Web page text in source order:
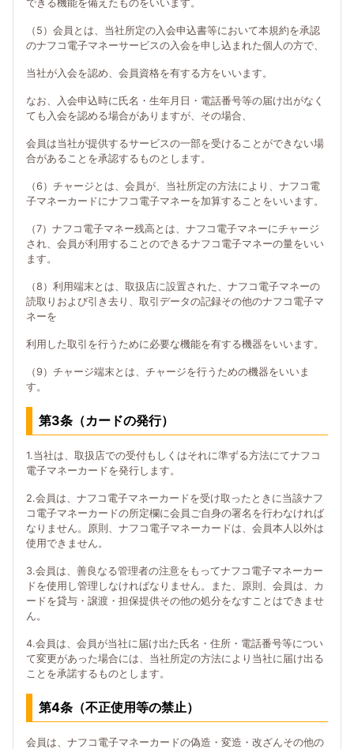
できる機能を備えたものをいいます。
（5）会員とは、当社所定の入会申込書等において本規約を承認
のナフコ電子マネーサービスの入会を申し込まれた個人の方で、
当社が入会を認め、会員資格を有する方をいいます。
なお、入会申込時に氏名・生年月日・電話番号等の届け出がなく
ても入会を認める場合がありますが、その場合、
会員は当社が提供するサービスの一部を受けることができない場
合があることを承認するものとします。
（6）チャージとは、会員が、当社所定の方法により、ナフコ電
子マネーカードにナフコ電子マネーを加算することをいいます。
（7）ナフコ電子マネー残高とは、ナフコ電子マネーにチャージ
され、会員が利用することのできるナフコ電子マネーの量をいい
ます。
（8）利用端末とは、取扱店に設置された、ナフコ電子マネーの
読取りおよび引き去り、取引データの記録その他のナフコ電子マ
ネーを
利用した取引を行うために必要な機能を有する機器をいいます。
（9）チャージ端末とは、チャージを行うための機器をいいま
す。
第3条（カードの発行）
1.当社は、取扱店での受付もしくはそれに準ずる方法にてナフコ
電子マネーカードを発行します。
2.会員は、ナフコ電子マネーカードを受け取ったときに当該ナフ
コ電子マネーカードの所定欄に会員ご自身の署名を行わなければ
なりません。原則、ナフコ電子マネーカードは、会員本人以外は
使用できません。
3.会員は、善良なる管理者の注意をもってナフコ電子マネーカー
ドを使用し管理しなければなりません。また、原則、会員は、カ
ードを貸与・譲渡・担保提供その他の処分をなすことはできませ
ん。
4.会員は、会員が当社に届け出た氏名・住所・電話番号等につい
て変更があった場合には、当社所定の方法により当社に届け出る
ことを承諾するものとします。
第4条（不正使用等の禁止）
会員は、ナフコ電子マネーカードの偽造・変造・改ざんその他の